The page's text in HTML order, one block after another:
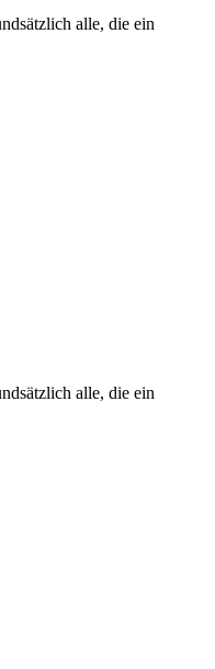
alle, die ein
alle, die ein